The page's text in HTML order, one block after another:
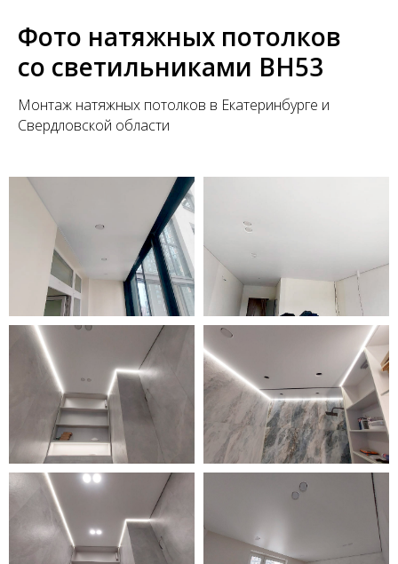
Фото натяжных потолков
со светильниками BH53
Монтаж натяжных потолков в Екатеринбурге и
Свердловской области